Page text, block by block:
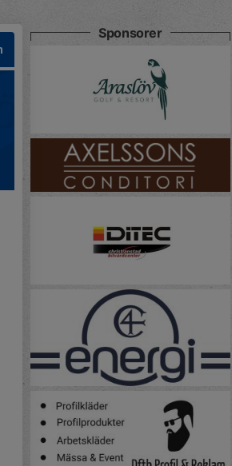
Sponsorer